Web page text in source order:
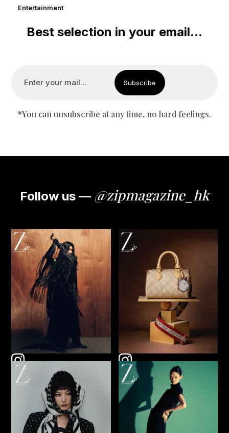
Entertainment
Best selection in your email...
*You can unsubscribe at any time, no hard feelings.
Follow us — @zipmagazine_hk